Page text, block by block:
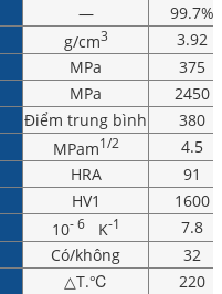
—
99.7%
g/cm3
3.92
MPa
375
MPa
2450
Điểm trung bình
380
MPam1/2
4.5
HRA
91
HV1
1600
10- 6 K-1
7.8
Có/không
32
△T.℃
220